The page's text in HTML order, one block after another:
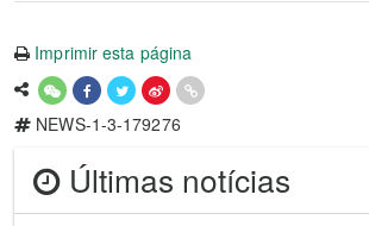
Imprimir esta página
NEWS-1-3-179276
Últimas notícias